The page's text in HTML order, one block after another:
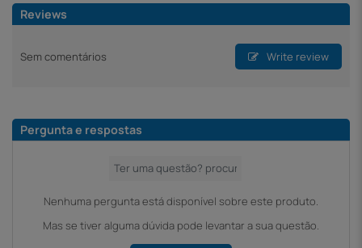
Reviews
Sem comentários Write review
Pergunta e respostas
Nenhuma pergunta está disponível sobre este produto.
Mas se tiver alguma dúvida pode levantar a sua questão.